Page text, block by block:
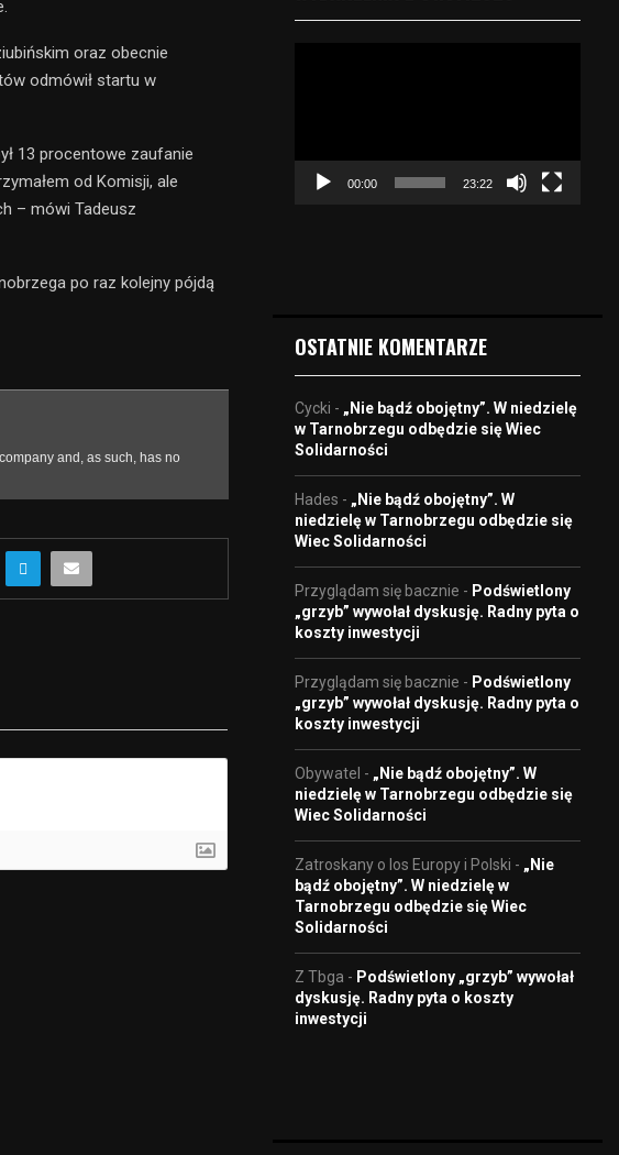
oraz obecnie
odmówił startu w
13 procentowe zaufanie
od Komisji, ale
– mówi Tadeusz
po raz kolejny pójdą
e
o
00:00 23:22
OSTATNIE KOMENTARZE
Cycki - „Nie bądź obojętny”. W niedzielę
w Tarnobrzegu odbędzie się Wiec
Solidarności
Hades - „Nie bądź obojętny”. W
niedzielę w Tarnobrzegu odbędzie się
Wiec Solidarności
Przyglądam się bacznie - Podświetlony
„grzyb” wywołał dyskusję. Radny pyta o
koszty inwestycji
Przyglądam się bacznie - Podświetlony
„grzyb” wywołał dyskusję. Radny pyta o
koszty inwestycji
Obywatel - „Nie bądź obojętny”. W
niedzielę w Tarnobrzegu odbędzie się
Wiec Solidarności
Zatroskany o los Europy i Polski - „Nie
bądź obojętny”. W niedzielę w
Tarnobrzegu odbędzie się Wiec
Solidarności
Z Tbga - Podświetlony „grzyb” wywołał
dyskusję. Radny pyta o koszty
inwestycji